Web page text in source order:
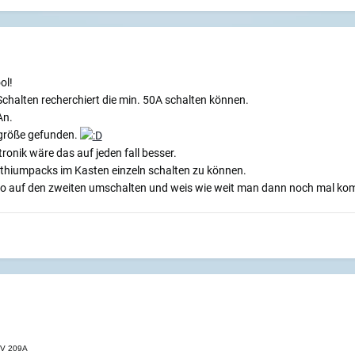
recherchiert die min. 50A schalten können.
gefunden.
wäre das auf jeden fall besser.
im Kasten einzeln schalten zu können.
auf den zweiten umschalten und weis wie weit man dann noch mal
209A